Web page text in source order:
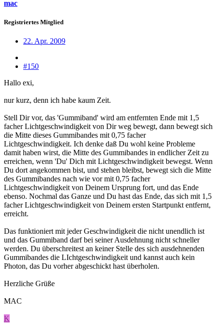
mac
Registriertes Mitglied
22. Apr. 2009
#150
Hallo exi,
nur kurz, denn ich habe kaum Zeit.
Stell Dir vor, das 'Gummiband' wird am entfernten Ende mit 1,5
facher Lichtgeschwindigkeit von Dir weg bewegt, dann bewegt sich
die Mitte dieses Gummibandes mit 0,75 facher
Lichtgeschwindigkeit. Ich denke daß Du wohl keine Probleme
damit haben wirst, die Mitte des Gummibandes in endlicher Zeit zu
erreichen, wenn 'Du' Dich mit Lichtgeschwindigkeit bewegst. Wenn
Du dort angekommen bist, und stehen bleibst, bewegt sich die Mitte
des Gummibandes nach wie vor mit 0,75 facher
Lichtgeschwindigkeit von Deinem Ursprung fort, und das Ende
ebenso. Nochmal das Ganze und Du hast das Ende, das sich mit 1,5
facher Lichtgeschwindigkeit von Deinem ersten Startpunkt entfernt,
erreicht.
Das funktioniert mit jeder Geschwindigkeit die nicht unendlich ist
und das Gummiband darf bei seiner Ausdehnung nicht schneller
werden. Du überschreitest an keiner Stelle des sich ausdehnenden
Gummibandes die LIchtgeschwindigkeit und kannst auch kein
Photon, das Du vorher abgeschickt hast überholen.
Herzliche Grüße
MAC
K